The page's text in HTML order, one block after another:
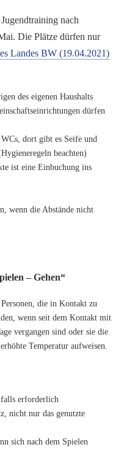
nach
Die Plätze dürfen nur
Landes BW (19.04.2021)
des eigenen Haushalts
dürfen
dort gibt es Seife und
beachten)
ist eine Einbuchung ins
wenn die Abstände nicht
– Gehen“
Personen, die in Kontakt zu
wenn seit dem Kontakt mit
vergangen sind oder sie die
Temperatur aufweisen.
falls erforderlich
nicht nur das genutzte
sich nach dem Spielen